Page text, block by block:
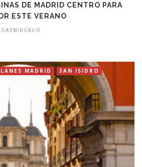
DE MADRID CENTRO PARA
ESTE VERANO
MADRID SAN ISIDRO